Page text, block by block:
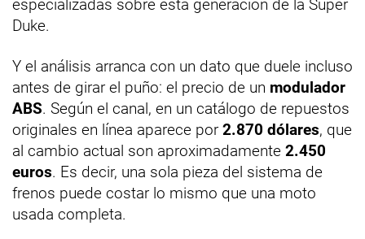
especializadas sobre esta generación de la Super
Duke.
Y el análisis arranca con un dato que duele incluso
antes de girar el puño: el precio de un modulador
ABS. Según el canal, en un catálogo de repuestos
originales en línea aparece por 2.870 dólares, que
al cambio actual son aproximadamente 2.450
euros. Es decir, una sola pieza del sistema de
frenos puede costar lo mismo que una moto
usada completa.